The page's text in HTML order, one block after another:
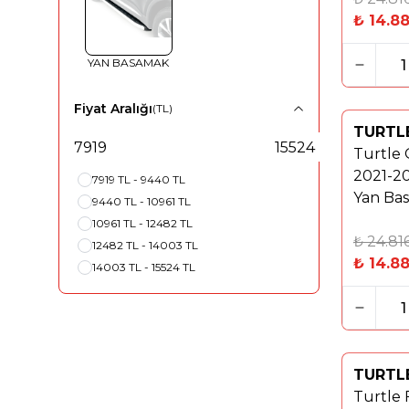
YAN BASAMAK
Fiyat Aralığı(TL)
7919 TL - 9440 TL
9440 TL - 10961 TL
10961 TL - 12482 TL
12482 TL - 14003 TL
14003 TL - 15524 TL
₺
Yeni
%40
Turtle
2021-
Yan
₺
₺
Yeni
Turtle